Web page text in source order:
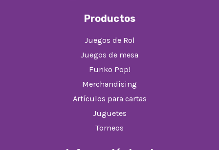
Productos
Juegos de Rol
Juegos de mesa
Funko Pop!
Merchandising
Artículos para cartas
Juguetes
Torneos